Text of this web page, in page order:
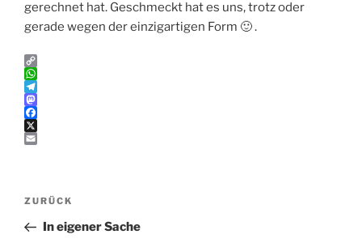
gerechnet hat. Geschmeckt hat es uns, trotz oder
gerade wegen der einzigartigen Form 🙂 .
C
o
p
y
L
i
W
h
a
t
s
T
e
l
e
M
a
s
n
F
a
o
X
l
Beitragsnavigation
Vorheriger
Beitrag
ZURÜCK
In eigener Sache